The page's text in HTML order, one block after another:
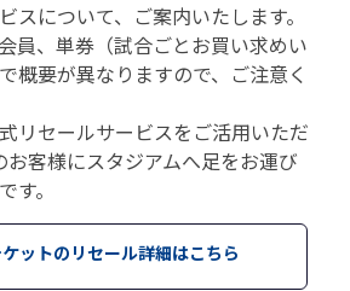
スについて、ご案内いたします。
員、単券（試合ごとお買い求めい
概要が異なりますので、ご注意く
リセールサービスをご活用いただ
お客様にスタジアムへ足をお運び
す。
ットのリセール詳細はこちら